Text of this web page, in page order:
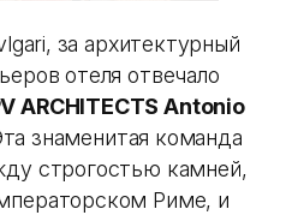
за архитектурный
отеля отвечало
ARCHITECTS Antonio
знаменитая команда
строгостью камней,
Риме, и